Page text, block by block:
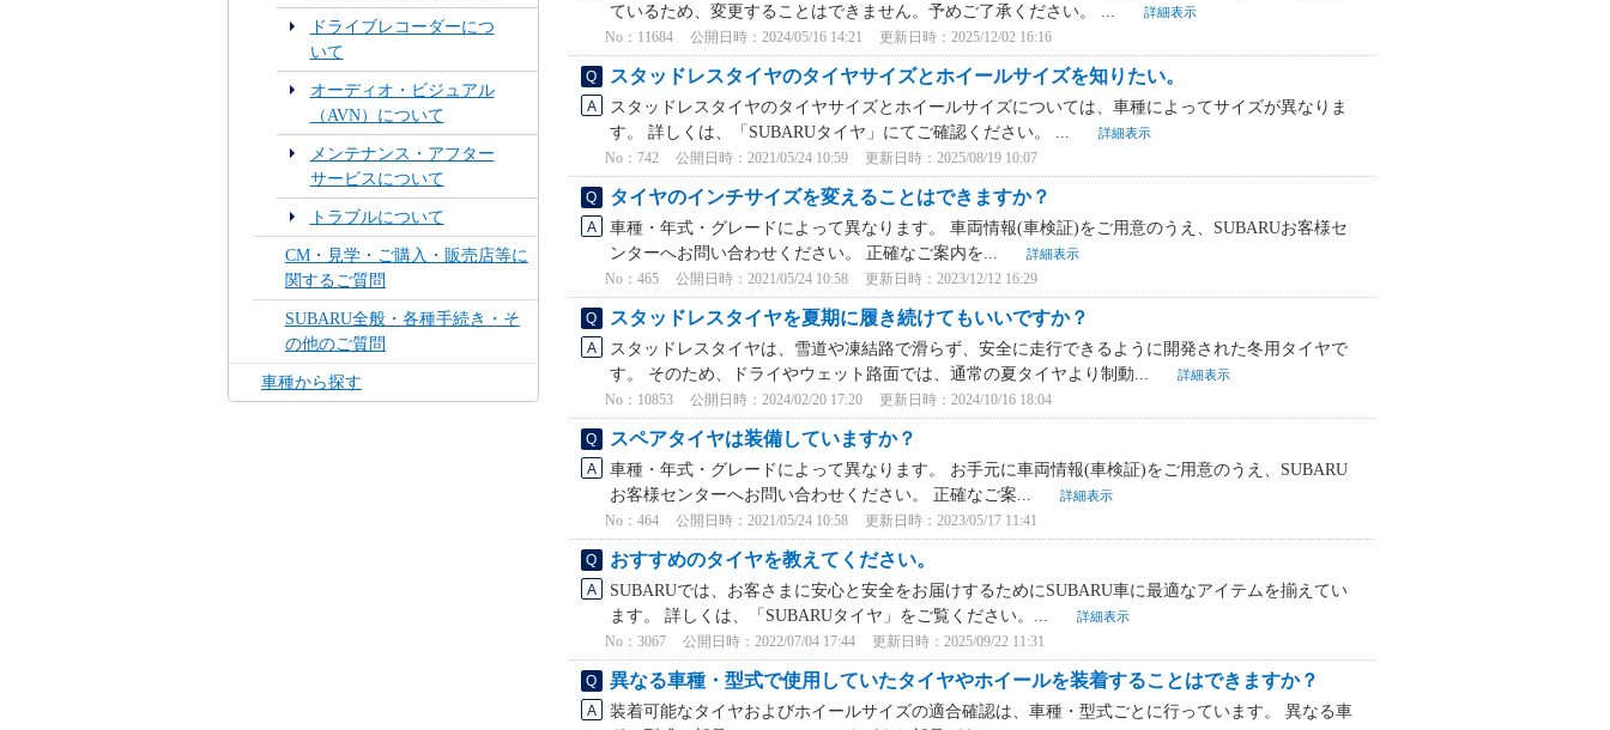
ドライブレコーダーにつ
いて
オーディオ・ビジュアル
（AVN）について
メンテナンス・アフター
サービスについて
トラブルについて
CM・見学・ご購入・販売店等に
関するご質問
SUBARU全般・各種手続き・そ
の他のご質問
車種から探す
ているため、変更することはできません。予めご了承ください。 ...
詳細表示
No：11684 公開日時：2024/05/16 14:21 更新日時：2025/12/02 16:16
スタッドレスタイヤのタイヤサイズとホイールサイズを知りたい。
スタッドレスタイヤのタイヤサイズとホイールサイズについては、車種によってサイズが異なりま
す。 詳しくは、「SUBARUタイヤ」にてご確認ください。 ...
詳細表示
No：742 公開日時：2021/05/24 10:59 更新日時：2025/08/19 10:07
タイヤのインチサイズを変えることはできますか？
車種・年式・グレードによって異なります。 車両情報(車検証)をご用意のうえ、SUBARUお客様セ
ンターへお問い合わせください。 正確なご案内を...
詳細表示
No：465 公開日時：2021/05/24 10:58 更新日時：2023/12/12 16:29
スタッドレスタイヤを夏期に履き続けてもいいですか？
スタッドレスタイヤは、雪道や凍結路で滑らず、安全に走行できるように開発された冬用タイヤで
す。 そのため、ドライやウェット路面では、通常の夏タイヤより制動...
詳細表示
No：10853 公開日時：2024/02/20 17:20 更新日時：2024/10/16 18:04
スペアタイヤは装備していますか？
車種・年式・グレードによって異なります。 お手元に車両情報(車検証)をご用意のうえ、SUBARU
お客様センターへお問い合わせください。 正確なご案...
詳細表示
No：464 公開日時：2021/05/24 10:58 更新日時：2023/05/17 11:41
おすすめのタイヤを教えてください。
SUBARUでは、お客さまに安心と安全をお届けするためにSUBARU車に最適なアイテムを揃えてい
ます。 詳しくは、「SUBARUタイヤ」をご覧ください。...
詳細表示
No：3067 公開日時：2022/07/04 17:44 更新日時：2025/09/22 11:31
異なる車種・型式で使用していたタイヤやホイールを装着することはできますか？
装着可能なタイヤおよびホイールサイズの適合確認は、車種・型式ごとに行っています。 異なる車